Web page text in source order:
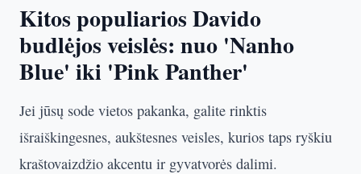
Kitos populiarios Davido
budlėjos veislės: nuo 'Nanho
Blue' iki 'Pink Panther'
Jei jūsų sode vietos pakanka, galite rinktis
išraiškingesnes, aukštesnes veisles, kurios taps ryškiu
kraštovaizdžio akcentu ir gyvatvorės dalimi.